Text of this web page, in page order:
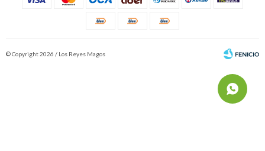
© Copyright 2026 / Los Reyes Magos